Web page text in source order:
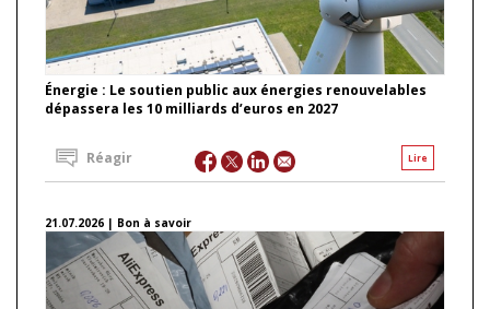
Énergie : Le soutien public aux énergies renouvelables
dépassera les 10 milliards d’euros en 2027
Lire
Réagir
21.07.2026 | Bon à savoir